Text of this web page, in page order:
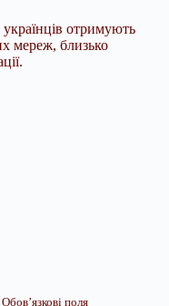
отримують
мереж, близько
Обов’язкові поля